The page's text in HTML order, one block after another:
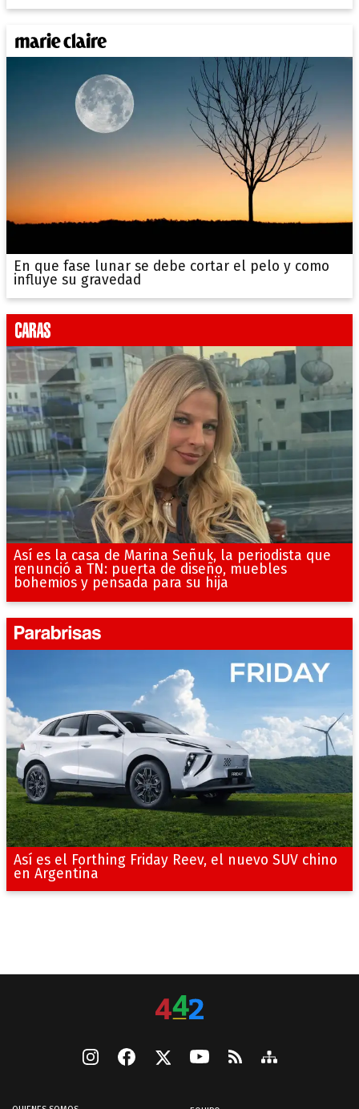
En que fase lunar se debe cortar el pelo y como
influye su gravedad
Así es la casa de Marina Señuk, la periodista que
renunció a TN: puerta de diseño, muebles
bohemios y pensada para su hija
Así es el Forthing Friday Reev, el nuevo SUV chino
en Argentina